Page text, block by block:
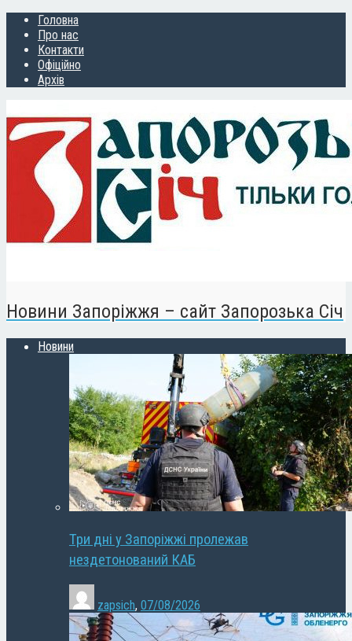
Головна
Про нас
Контакти
Офіційно
Архів
Новини Запоріжжя – сайт Запорозька Січ
Новини
Три дні у Запоріжжі пролежав
нездетонований КАБ
zapsich, 07/08/2026